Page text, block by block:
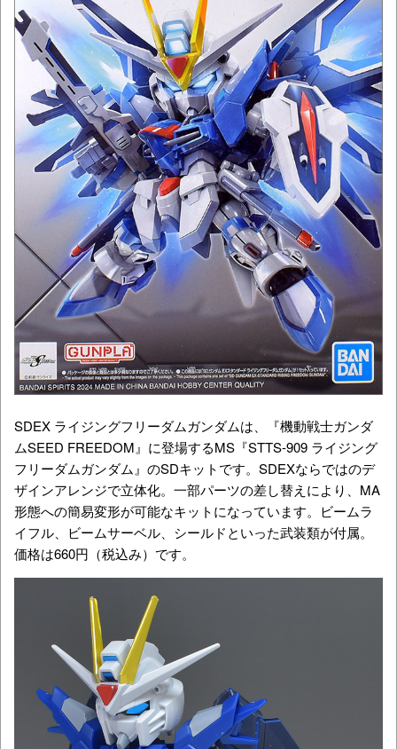
SDEX ライジングフリーダムガンダムは、『機動戦士ガンダ
ムSEED FREEDOM』に登場するMS『STTS-909 ライジング
フリーダムガンダム』のSDキットです。SDEXならではのデ
ザインアレンジで立体化。一部パーツの差し替えにより、MA
形態への簡易変形が可能なキットになっています。ビームラ
イフル、ビームサーベル、シールドといった武装類が付属。
価格は660円（税込み）です。